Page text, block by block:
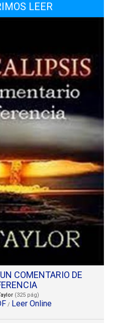
LEER
COMENTARIO DE
(325 pág)
/ Leer Online